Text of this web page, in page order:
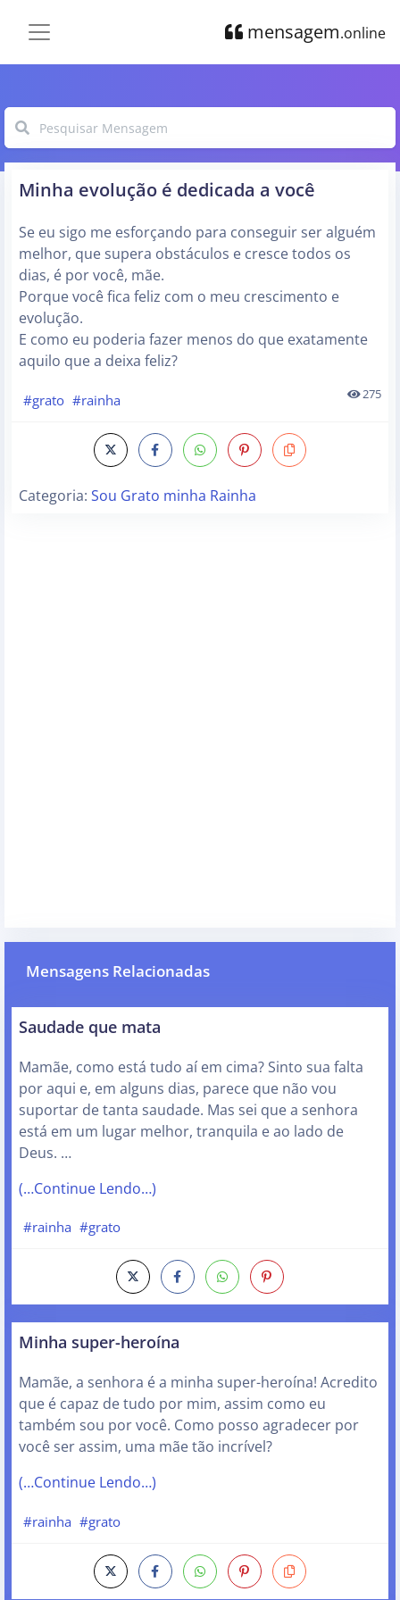
mensagem.online
Minha evolução é dedicada a você
Se eu sigo me esforçando para conseguir ser alguém
melhor, que supera obstáculos e cresce todos os
dias, é por você, mãe.
Porque você fica feliz com o meu crescimento e
evolução.
E como eu poderia fazer menos do que exatamente
aquilo que a deixa feliz?
#grato #rainha 275
Categoria: Sou Grato minha Rainha
Mensagens Relacionadas
Saudade que mata
Mamãe, como está tudo aí em cima? Sinto sua falta
por aqui e, em alguns dias, parece que não vou
suportar de tanta saudade. Mas sei que a senhora
está em um lugar melhor, tranquila e ao lado de
Deus. …
(…Continue Lendo…)
#rainha #grato
Minha super-heroína
Mamãe, a senhora é a minha super-heroína! Acredito
que é capaz de tudo por mim, assim como eu
também sou por você. Como posso agradecer por
você ser assim, uma mãe tão incrível?
(…Continue Lendo…)
#rainha #grato